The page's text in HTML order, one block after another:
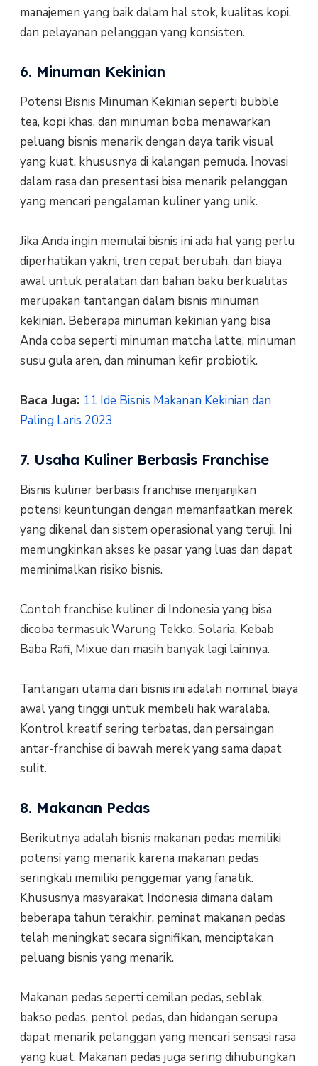
manajemen yang baik dalam hal stok, kualitas kopi,
dan pelayanan pelanggan yang konsisten.
6. Minuman Kekinian
Potensi Bisnis Minuman Kekinian seperti bubble
tea, kopi khas, dan minuman boba menawarkan
peluang bisnis menarik dengan daya tarik visual
yang kuat, khususnya di kalangan pemuda. Inovasi
dalam rasa dan presentasi bisa menarik pelanggan
yang mencari pengalaman kuliner yang unik.
Jika Anda ingin memulai bisnis ini ada hal yang perlu
diperhatikan yakni, tren cepat berubah, dan biaya
awal untuk peralatan dan bahan baku berkualitas
merupakan tantangan dalam bisnis minuman
kekinian. Beberapa minuman kekinian yang bisa
Anda coba seperti minuman matcha latte, minuman
susu gula aren, dan minuman kefir probiotik.
Baca Juga: 11 Ide Bisnis Makanan Kekinian dan
Paling Laris 2023
7. Usaha Kuliner Berbasis Franchise
Bisnis kuliner berbasis franchise menjanjikan
potensi keuntungan dengan memanfaatkan merek
yang dikenal dan sistem operasional yang teruji. Ini
memungkinkan akses ke pasar yang luas dan dapat
meminimalkan risiko bisnis.
Contoh franchise kuliner di Indonesia yang bisa
dicoba termasuk Warung Tekko, Solaria, Kebab
Baba Rafi, Mixue dan masih banyak lagi lainnya.
Tantangan utama dari bisnis ini adalah nominal biaya
awal yang tinggi untuk membeli hak waralaba.
Kontrol kreatif sering terbatas, dan persaingan
antar-franchise di bawah merek yang sama dapat
sulit.
8. Makanan Pedas
Berikutnya adalah bisnis makanan pedas memiliki
potensi yang menarik karena makanan pedas
seringkali memiliki penggemar yang fanatik.
Khususnya masyarakat Indonesia dimana dalam
beberapa tahun terakhir, peminat makanan pedas
telah meningkat secara signifikan, menciptakan
peluang bisnis yang menarik.
Makanan pedas seperti cemilan pedas, seblak,
bakso pedas, pentol pedas, dan hidangan serupa
dapat menarik pelanggan yang mencari sensasi rasa
yang kuat. Makanan pedas juga sering dihubungkan